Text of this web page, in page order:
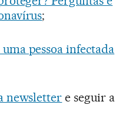
;
pessoa infectada
newsletter e seguir a